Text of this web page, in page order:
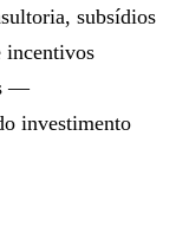
subsídios
incentivos
—
investimento